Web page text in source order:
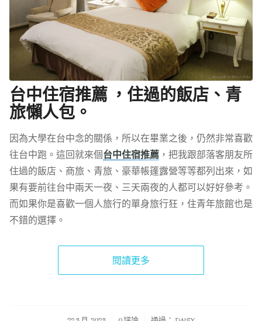
台中住宿推薦 ，住過的飯店、青
旅懶人包。
因為大學在台中念的關係，所以在畢業之後，仍然非常喜歡
往台中跑。這回就來個台中住宿推薦，把我跟部落客朋友所
住過的飯店、商旅、青旅、豪華帳篷露營等等都列出來，如
果有要前往台中兩天一夜、三天兩夜的人都可以好好參考。
而如果你是喜歡一個人旅行的單身旅行狂，住青年旅館也是
不錯的選擇。
閱讀更多